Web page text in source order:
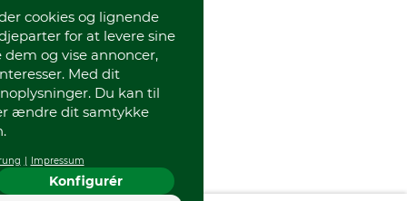
cookies og lignende
for at levere sine
og vise annoncer,
Med dit
Du kan til
ændre dit samtykke
Impressum
Konfigurér